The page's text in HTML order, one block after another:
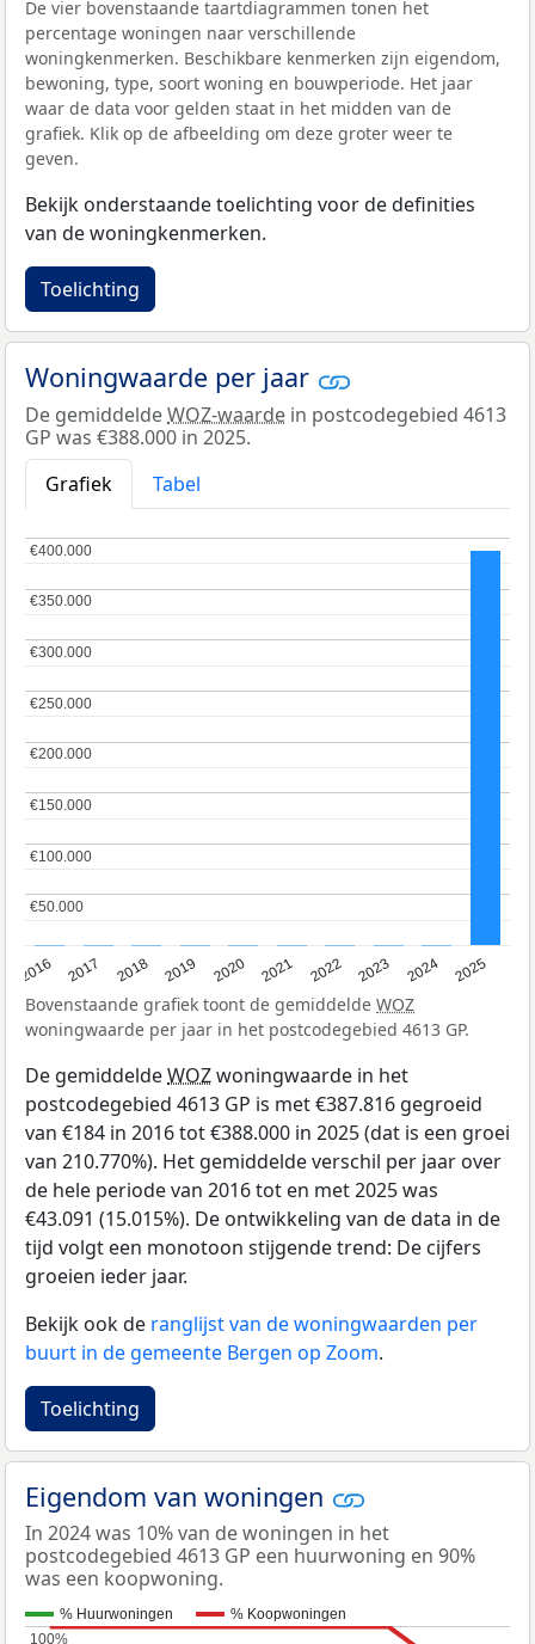
De vier bovenstaande taartdiagrammen tonen het
percentage woningen naar verschillende
woningkenmerken. Beschikbare kenmerken zijn eigendom,
bewoning, type, soort woning en bouwperiode. Het jaar
waar de data voor gelden staat in het midden van de
grafiek. Klik op de afbeelding om deze groter weer te
geven.
Bekijk onderstaande toelichting voor de definities
van de woningkenmerken.
Toelichting
Woningwaarde per jaar
De gemiddeldeWOZ-waarde in postcodegebied 4613
GP was €388.000 in 2025.
Grafiek
Tabel
2016 2017 2018 2019 2020 2021 2022 2023 2024 2025
€50.000
€50.000
€100.000
€100.000
€150.000
€150.000
€200.000
€200.000
€250.000
€250.000
€300.000
€300.000
€350.000
€350.000
€400.000
€400.000
Bovenstaande grafiek toont de gemiddelde WOZ
woningwaarde per jaar in het postcodegebied 4613 GP.
De gemiddeldeWOZwoningwaarde in het
postcodegebied 4613 GP is met €387.816 gegroeid
van €184 in 2016 tot €388.000 in 2025 (dat is een groei
van 210.770%). Het gemiddelde verschil per jaar over
de hele periode van 2016 tot en met 2025 was
€43.091 (15.015%). De ontwikkeling van de data in de
tijd volgt een monotoon stijgende trend: De cijfers
groeien ieder jaar.
Bekijk ook de ranglijst van de woningwaarden per
buurt in de gemeente Bergen op Zoom.
Toelichting
Eigendom van woningen
In 2024 was 10% van de woningen in het
postcodegebied 4613 GP een huurwoning en 90%
was een koopwoning.
% Huurwoningen
% Koopwoningen
100%
100%